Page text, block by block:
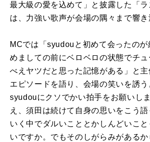
最大級の愛を込めて」と披露した「
は、力強い歌声が会場の隅々まで響き
MCでは「syudouと初めて会ったのが
めましての前にベロベロの状態でチ
べえヤツだと思った記憶がある」と
エピソードを語り、会場の笑いを誘う
syudouにクソでかい拍手をお願いし
え、須田は続けて自身の思いをこう
いく中でダルいこととかしんどいこ
いですか。でもそのしがらみがある